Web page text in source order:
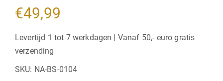
€49,99
Levertijd 1 tot 7 werkdagen | Vanaf 50,- euro gratis
verzending
SKU: NA-BS-0104